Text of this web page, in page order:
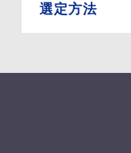
選定方法